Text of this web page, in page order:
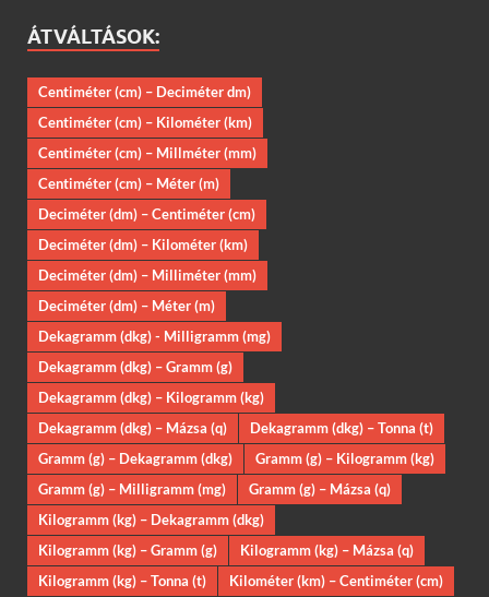
ÁTVÁLTÁSOK:
Centiméter (cm) – Deciméter dm)
Centiméter (cm) – Kilométer (km)
Centiméter (cm) – Millméter (mm)
Centiméter (cm) – Méter (m)
Deciméter (dm) – Centiméter (cm)
Deciméter (dm) – Kilométer (km)
Deciméter (dm) – Milliméter (mm)
Deciméter (dm) – Méter (m)
Dekagramm (dkg) - Milligramm (mg)
Dekagramm (dkg) – Gramm (g)
Dekagramm (dkg) – Kilogramm (kg)
Dekagramm (dkg) – Mázsa (q)
Dekagramm (dkg) – Tonna (t)
Gramm (g) – Dekagramm (dkg)
Gramm (g) – Kilogramm (kg)
Gramm (g) – Milligramm (mg)
Gramm (g) – Mázsa (q)
Kilogramm (kg) – Dekagramm (dkg)
Kilogramm (kg) – Gramm (g)
Kilogramm (kg) – Mázsa (q)
Kilogramm (kg) – Tonna (t)
Kilométer (km) – Centiméter (cm)